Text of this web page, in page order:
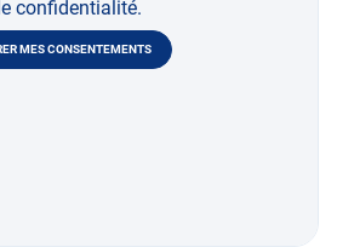
confidentialité.
MES CONSENTEMENTS